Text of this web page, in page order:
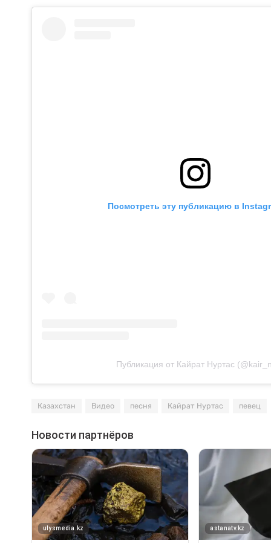
Посмотреть эту публикацию в
Публикация от Кайрат Нуртас
Казахстан Видео песня Кайрат Нуртас певец